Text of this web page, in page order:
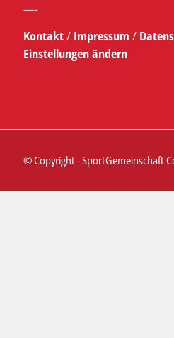
—-
Kontakt/ Impressum /
Einstellungen ändern
© Copyright - SportGemeinschaft